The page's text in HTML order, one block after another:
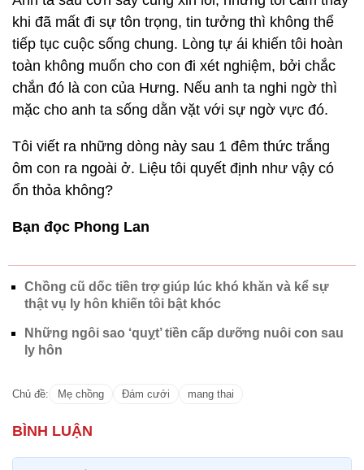
khi đã mất đi sự tôn trọng, tin tưởng thì không thể
tiếp tục cuộc sống chung. Lòng tự ái khiến tôi hoàn
toàn không muốn cho con đi xét nghiệm, bởi chắc
chắn đó là con của Hưng. Nếu anh ta nghi ngờ thì
mặc cho anh ta sống dằn vặt với sự ngờ vực đó.
Tôi viết ra những dòng này sau 1 đêm thức trắng
ôm con ra ngoài ở. Liệu tôi quyết định như vậy có
ổn thỏa không?
Bạn đọc Phong Lan
Chồng cũ dốc tiền trợ giúp lúc khó khăn và kể sự
thật vụ ly hôn khiến tôi bật khóc
Những ngôi sao ‘quỵt’ tiền cấp dưỡng nuôi con sau
ly hôn
Chủ đề: Mẹ chồng Đám cưới mang thai